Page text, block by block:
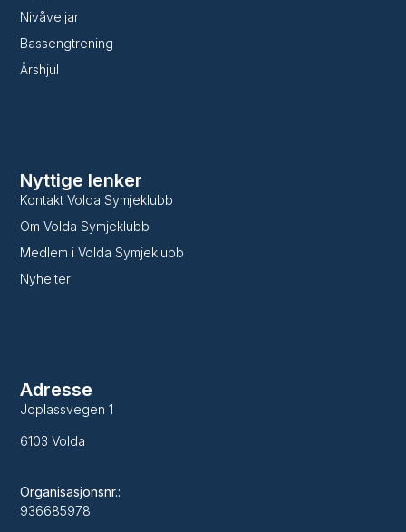
Nivåveljar
Bassengtrening
Årshjul
Nyttige lenker
Kontakt Volda Symjeklubb
Om Volda Symjeklubb
Medlem i Volda Symjeklubb
Nyheiter
Adresse
Joplassvegen 1
6103 Volda
Organisasjonsnr.:
936685978